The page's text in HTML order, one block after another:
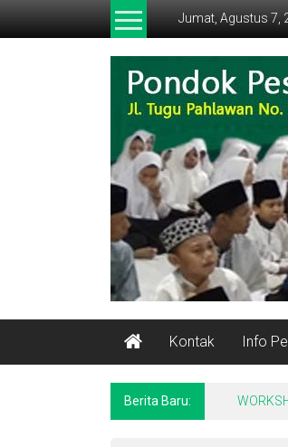
Jumat, Agustus 7,
ALFALAH
Pondok
Pesantren
Alqur'an
Kontak Info
Berita Baru: